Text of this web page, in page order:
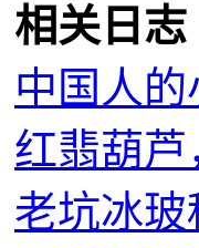
相关日志
中国人
红翡葫
老坑冰